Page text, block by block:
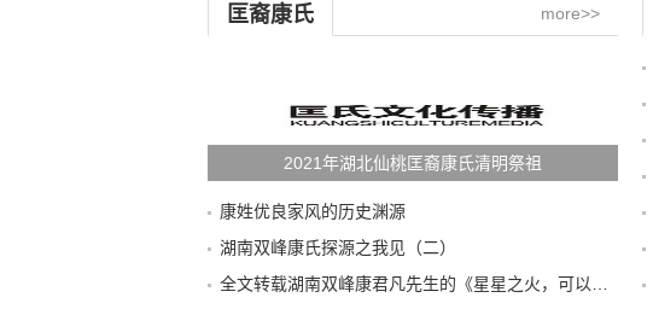
more>>
匡裔康氏
2021年湖北仙桃匡裔康氏清明祭祖
康姓优良家风的历史渊源
湖南双峰康氏探源之我见（二）